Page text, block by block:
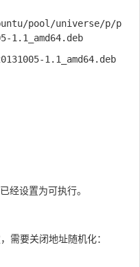
pool/universe/p/p
经设置为可执行。
需要关闭地址随机化：